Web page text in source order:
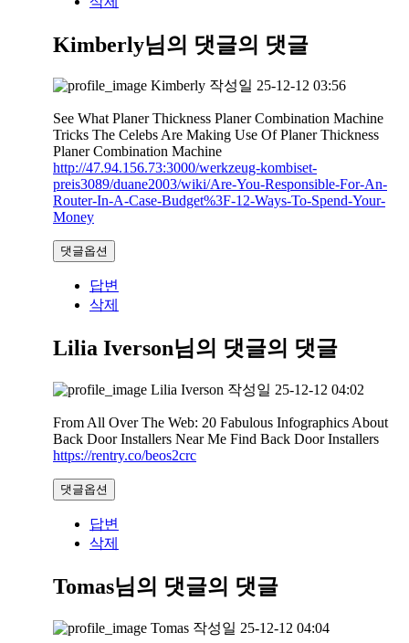
Kimberly님의 댓글의 댓글
Kimberly 작성일 25-12-12 03:56
See What Planer Thickness Planer Combination Machine
Tricks The Celebs Are Making Use Of Planer Thickness
Planer Combination Machine
http://47.94.156.73:3000/werkzeug-kombiset-
preis3089/duane2003/wiki/Are-You-Responsible-For-An-
Router-In-A-Case-Budget%3F-12-Ways-To-Spend-Your-
Money
댓글옵션
답변
삭제
Lilia Iverson님의 댓글의 댓글
Lilia Iverson 작성일 25-12-12 04:02
From All Over The Web: 20 Fabulous Infographics About
Back Door Installers Near Me Find Back Door Installers
https://rentry.co/beos2crc
댓글옵션
답변
삭제
Tomas님의 댓글의 댓글
Tomas 작성일 25-12-12 04:04